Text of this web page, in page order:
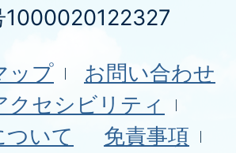
1000020122327
ップ
お問い合わせ
クセシビリティ
ついて
免責事項